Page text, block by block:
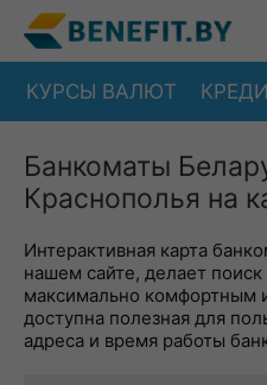
КУРСЫ ВАЛЮТ
Банкоматы
Краснополья на
Интерактивная карта
нашем сайте, делает
максимально комфортным
доступна полезная для
адреса и время работы